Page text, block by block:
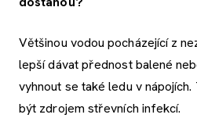
Většinou vodou pocházející z
lepší dávat přednost balené
vyhnout se také ledu v
být zdrojem střevních infekcí.